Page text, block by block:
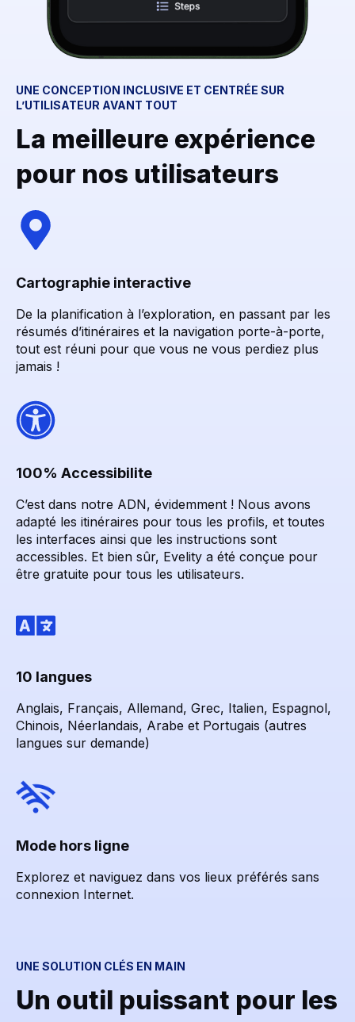
UNE CONCEPTION INCLUSIVE ET CENTRÉE SUR
L’UTILISATEUR AVANT TOUT
La meilleure expérience
pour nos utilisateurs
Cartographie interactive
De la planification à l’exploration, en passant par les
résumés d’itinéraires et la navigation porte-à-porte,
tout est réuni pour que vous ne vous perdiez plus
jamais !
100% Accessibilite
C’est dans notre ADN, évidemment ! Nous avons
adapté les itinéraires pour tous les profils, et toutes
les interfaces ainsi que les instructions sont
accessibles. Et bien sûr, Evelity a été conçue pour
être gratuite pour tous les utilisateurs.
10 langues
Anglais, Français, Allemand, Grec, Italien, Espagnol,
Chinois, Néerlandais, Arabe et Portugais (autres
langues sur demande)
Mode hors ligne
Explorez et naviguez dans vos lieux préférés sans
connexion Internet.
UNE SOLUTION CLÉS EN MAIN
Un outil puissant pour les